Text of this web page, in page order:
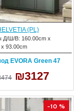
(PL)
Д/Ш/В: 160.00cm x
93.00cm
EVORA Green 47
₪3127
-10 %